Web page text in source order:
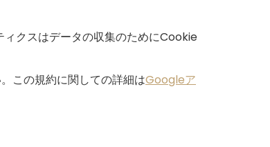
クスはデータの収集のためにCookie
この規約に関しての詳細はGoogleア